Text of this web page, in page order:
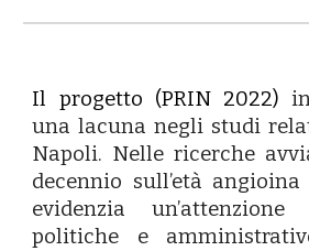
Il progetto (PRIN 2022)
una lacuna negli studi
Napoli. Nelle ricerche
decennio sull’età
evidenzia
politiche e